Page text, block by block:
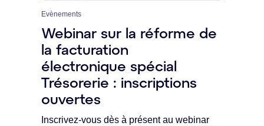
Evènements
Webinar sur la réforme de
la facturation
électronique spécial
Trésorerie : inscriptions
ouvertes
Inscrivez-vous dès à présent au webinar